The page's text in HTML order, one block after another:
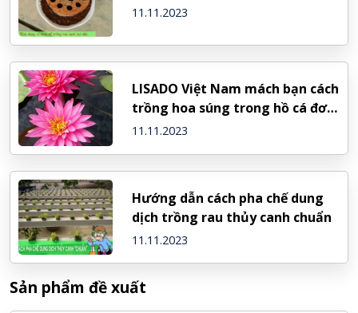
11.11.2023
LISADO Việt Nam mách bạn cách
trồng hoa súng trong hồ cá đơn
giản nhất
11.11.2023
Hướng dẫn cách pha chế dung
dịch trồng rau thủy canh chuẩn
11.11.2023
Sản phẩm đề xuất